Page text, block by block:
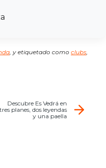
, y etiquetado como clubs,
Descubre Es Vedrá en
tres planes, dos leyendas
y una paella